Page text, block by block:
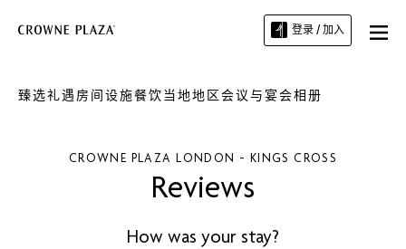
登录 / 加入
臻选礼遇 房间设施餐饮当地地区会议与宴会相册
CROWNE PLAZA LONDON - KINGS CROSS
Reviews
How was your stay?